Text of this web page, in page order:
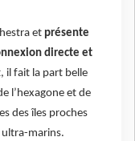
et présente
directe et
il fait la part belle
l’hexagone et de
des îles proches
marins.